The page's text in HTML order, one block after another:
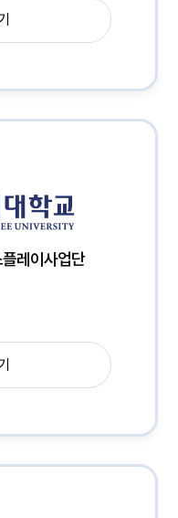
레이사업단